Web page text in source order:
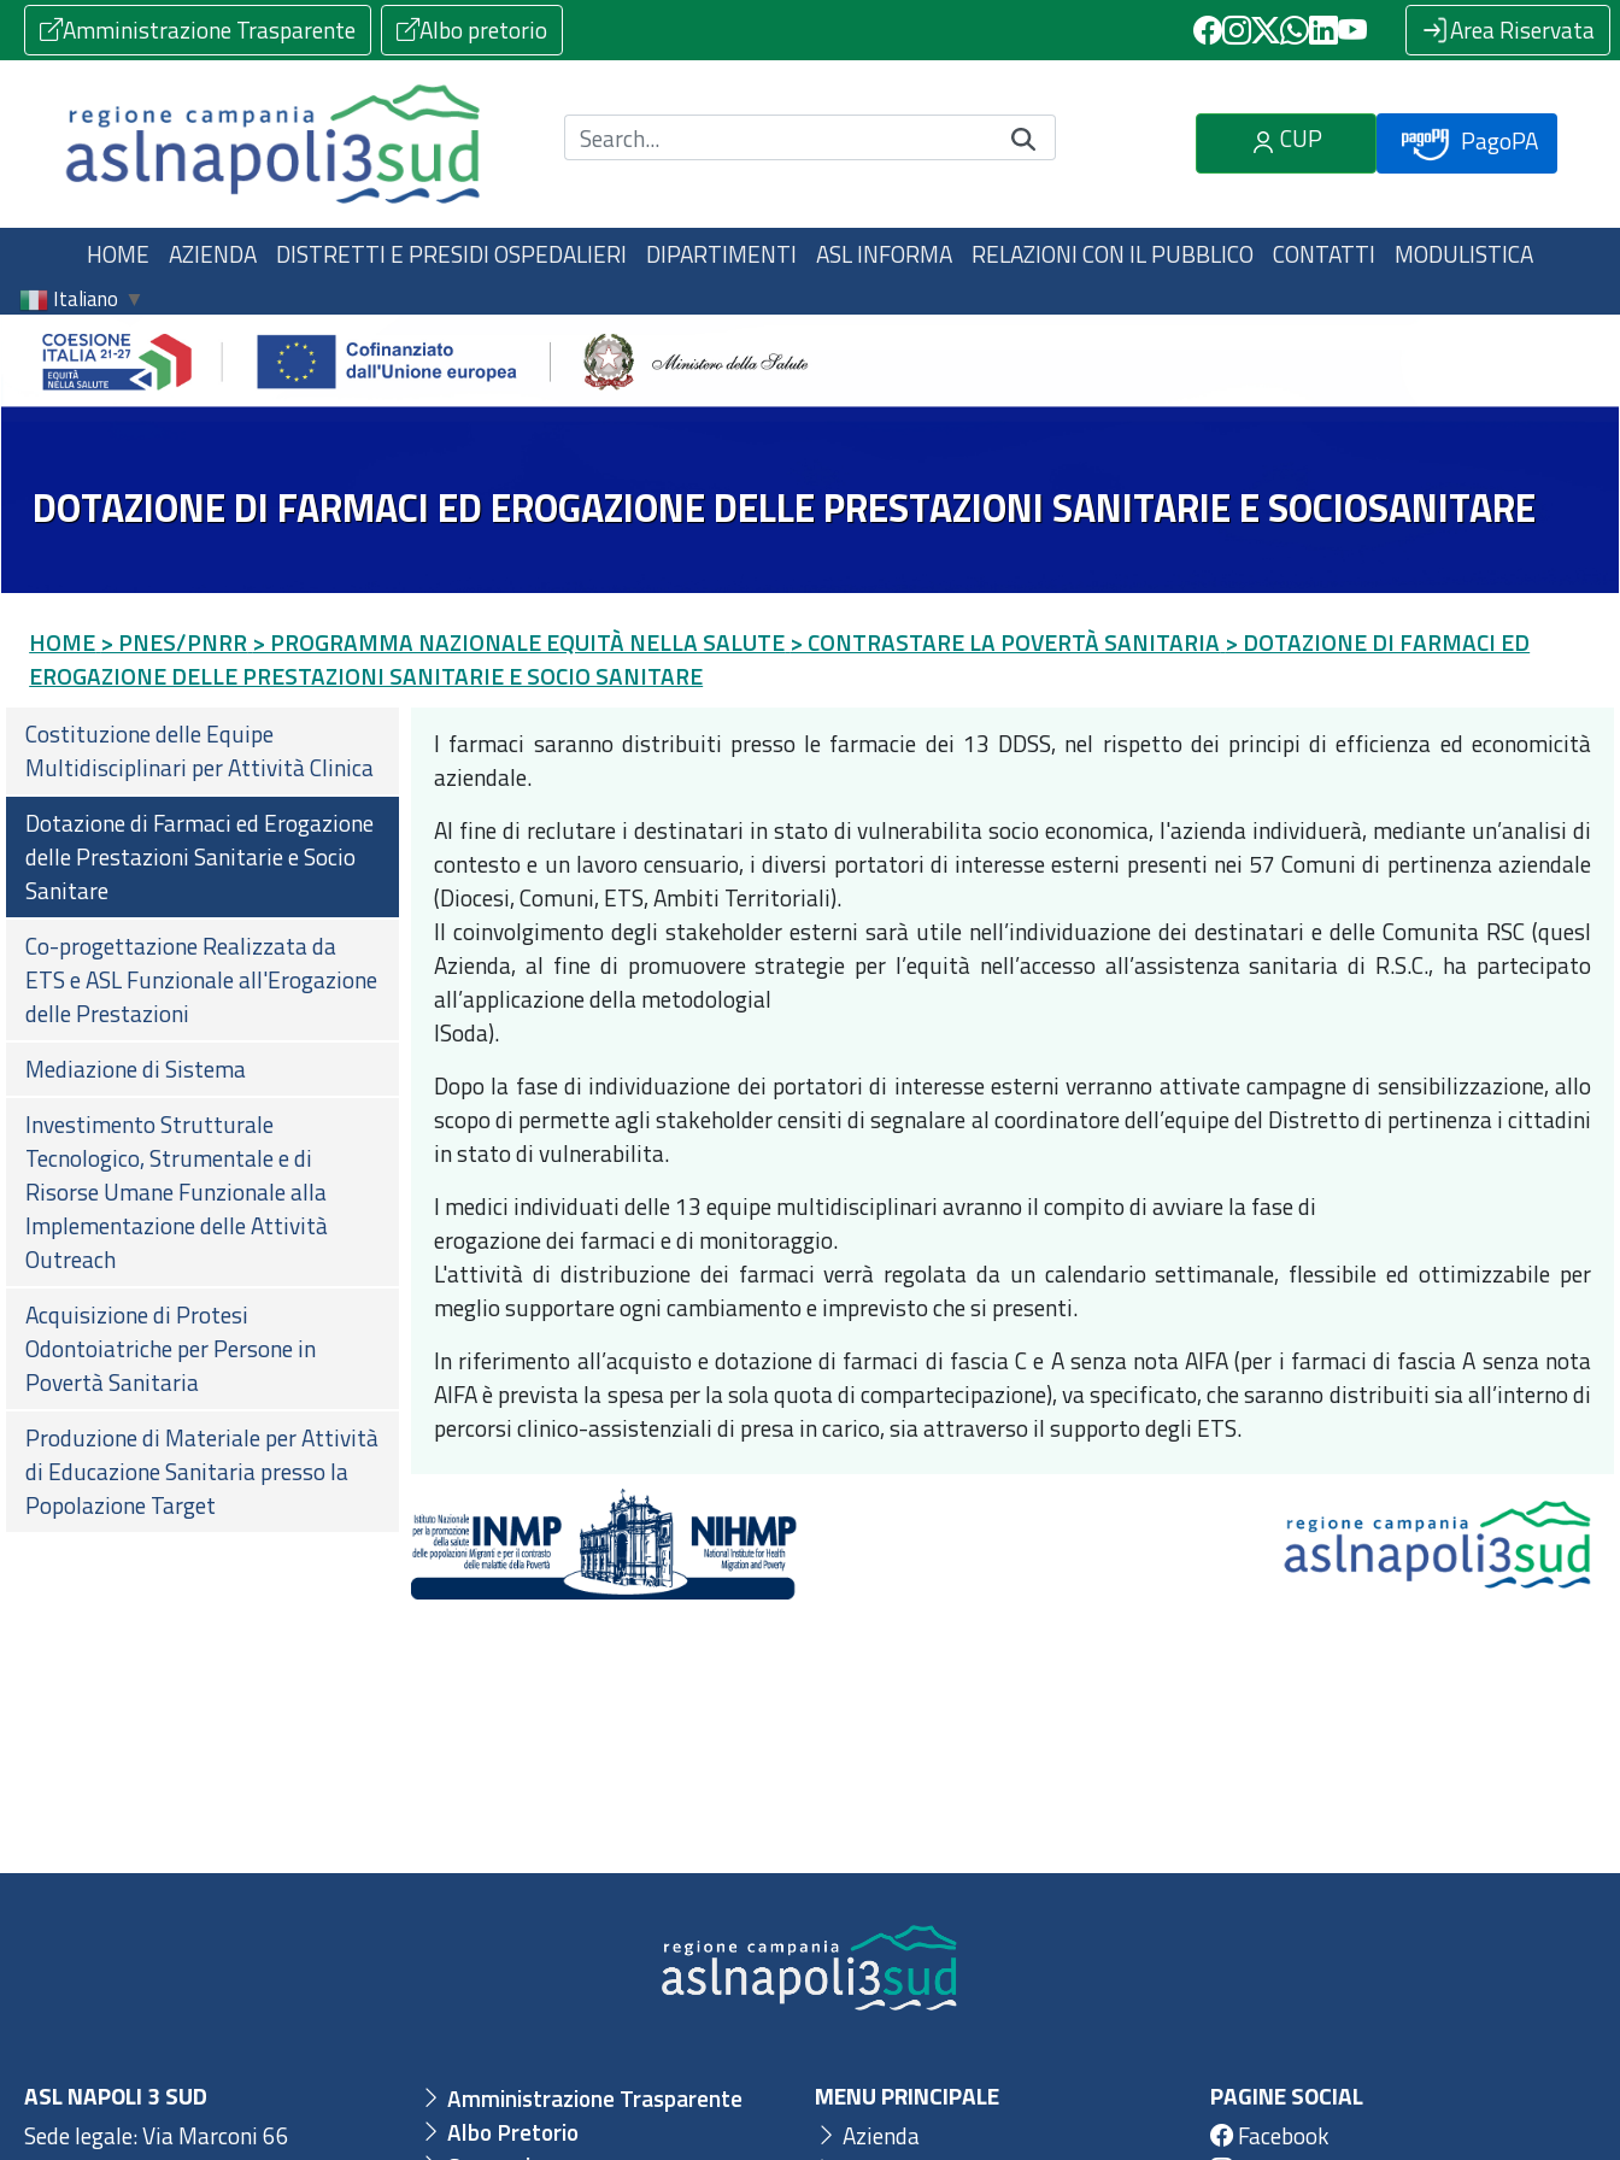
Amministrazione Trasparente Albo pretorio Area Riservata
Cerca nel sito CUP PagoPA
HOME AZIENDA DISTRETTI E PRESIDI OSPEDALIERI DIPARTIMENTI ASL INFORMA RELAZIONI CON IL PUBBLICO CONTATTI MODULISTICA
Italiano ▼
DOTAZIONE DI FARMACI ED EROGAZIONE DELLE PRESTAZIONI SANITARIE E SOCIOSANITARE
HOME > PNES/PNRR > PROGRAMMA NAZIONALE EQUITÀ NELLA SALUTE > CONTRASTARE LA POVERTÀ SANITARIA > DOTAZIONE DI FARMACI ED
EROGAZIONE DELLE PRESTAZIONI SANITARIE E SOCIO SANITARE
Costituzione delle Equipe
Multidisciplinari per Attività Clinica
Dotazione di Farmaci ed Erogazione
delle Prestazioni Sanitarie e Socio
Sanitare
Co-progettazione Realizzata da
ETS e ASL Funzionale all'Erogazione
delle Prestazioni
Mediazione di Sistema
Investimento Strutturale
Tecnologico, Strumentale e di
Risorse Umane Funzionale alla
Implementazione delle Attività
Outreach
Acquisizione di Protesi
Odontoiatriche per Persone in
Povertà Sanitaria
Produzione di Materiale per Attività
di Educazione Sanitaria presso la
Popolazione Target
I farmaci saranno distribuiti presso le farmacie dei 13 DDSS, nel rispetto dei principi di efficienza ed economicità
aziendale.
Al fine di reclutare i destinatari in stato di vulnerabilita socio economica, l'azienda individuerà, mediante un’analisi di
contesto e un lavoro censuario, i diversi portatori di interesse esterni presenti nei 57 Comuni di pertinenza aziendale
(Diocesi, Comuni, ETS, Ambiti Territoriali).
Il coinvolgimento degli stakeholder esterni sarà utile nell’individuazione dei destinatari e delle Comunita RSC (quesl
Azienda, al fine di promuovere strategie per l’equità nell’accesso all’assistenza sanitaria di R.S.C., ha partecipato
all’applicazione della metodologial
ISoda).
Dopo la fase di individuazione dei portatori di interesse esterni verranno attivate campagne di sensibilizzazione, allo
scopo di permette agli stakeholder censiti di segnalare al coordinatore dell’equipe del Distretto di pertinenza i cittadini
in stato di vulnerabilita.
I medici individuati delle 13 equipe multidisciplinari avranno il compito di avviare la fase di
erogazione dei farmaci e di monitoraggio.
L'attività di distribuzione dei farmaci verrà regolata da un calendario settimanale, flessibile ed ottimizzabile per
meglio supportare ogni cambiamento e imprevisto che si presenti.
In riferimento all’acquisto e dotazione di farmaci di fascia C e A senza nota AIFA (per i farmaci di fascia A senza nota
AIFA è prevista la spesa per la sola quota di compartecipazione), va specificato, che saranno distribuiti sia all’interno di
percorsi clinico-assistenziali di presa in carico, sia attraverso il supporto degli ETS.
ASL NAPOLI 3 SUD
Sede legale: Via Marconi 66
Amministrazione Trasparente
Albo Pretorio
MENU PRINCIPALE
Azienda
PAGINE SOCIAL
Facebook